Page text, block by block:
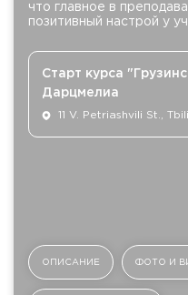
что главное в
позитивный настрой у
Старт курса
Дарцмелиа
11 V. Petriashvili St.,
ОПИСАНИЕ ФОТО И